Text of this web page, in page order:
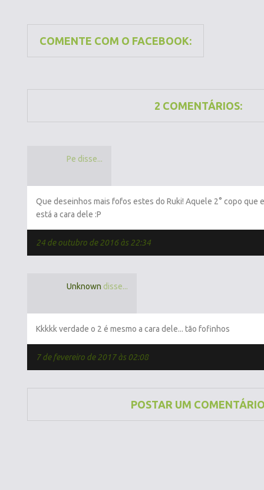
COMENTE COM O FACEBOOK:
2 COMENTÁRIOS:
Pe disse...
Que deseinhos mais fofos estes do Ruki! Aquele 2° copo que
está a cara dele :P
24 de outubro de 2016 às 22:34
Unknown disse...
Kkkkk verdade o 2 é mesmo a cara dele... tão fofinhos
7 de fevereiro de 2017 às 02:08
POSTAR UM